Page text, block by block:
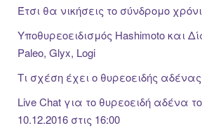
Έτσι θα νικήσεις το σύνδρομο
Υποθυρεοειδισμός Hashimoto και
Paleo, Glyx, Logi
Τι σχέση έχει ο θυρεοειδής
Live Chat για το θυρεοειδή αδένα
10.12.2016 στις 16:00